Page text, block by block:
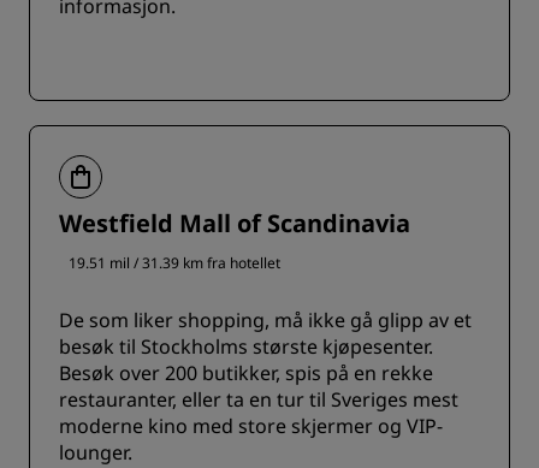
informasjon.
Westfield Mall of Scandinavia
19.51 mil / 31.39 km fra hotellet
De som liker shopping, må ikke gå glipp av et
besøk til Stockholms største kjøpesenter.
Besøk over 200 butikker, spis på en rekke
restauranter, eller ta en tur til Sveriges mest
moderne kino med store skjermer og VIP-
lounger.